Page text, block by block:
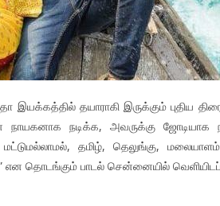
தயாராகி இருக்கும் புதிய
நாயகனாக நடிக்க, அவருக்கு
தமிழ், தெலுங்கு,
என தொடங்கும் பாடல் சென்னையில்